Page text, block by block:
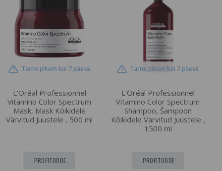
Tarne pikem kui 7 päeva
L'Oréal Professionnel
Vitamino Color Spectrum
Mask, Mask Kõikidele
Värvitud Juustele , 500 ml
PROFITOODE
Tarne pikem kui 7 päeva
L'Oréal Professionnel
Vitamino Color Spectrum
Shampoo, Šampoon
Kõikidele Värvitud Juustele ,
1500 ml
PROFITOODE